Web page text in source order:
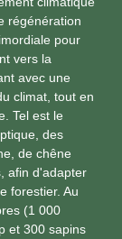
régénération
pour
vers la
avec une
climat, tout en
Tel est le
des
de chêne
afin d'adapter
forestier. Au
(1 000
et 300 sapins